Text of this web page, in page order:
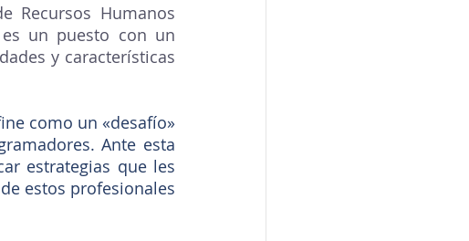
Recursos Humanos
un puesto con un
y características
como un «desafío»
Ante esta
estrategias que les
estos profesionales